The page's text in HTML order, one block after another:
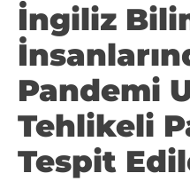
İngiliz
Pandemi
Tehlikeli
Tespit